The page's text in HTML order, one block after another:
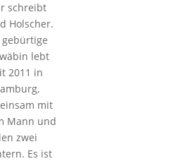
schreibt
Holscher.
gebürtige
lebt
2011 in
mit
Mann und
zwei
Es ist